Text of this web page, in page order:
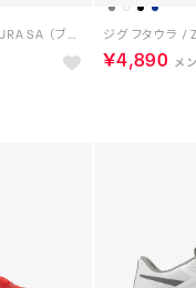
ジグ フタウラ / ZIG FUTAURA SA （ブラック/ホワイト）
￥4,890